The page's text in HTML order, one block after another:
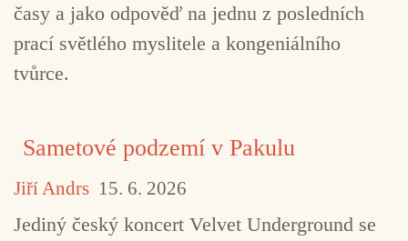
časy a jako odpověď na jednu z posledních
prací světlého myslitele a kongeniálního
tvůrce.
Sametové podzemí v Pakulu
Jiří Andrs 15. 6. 2026
Jediný český koncert Velvet Underground se